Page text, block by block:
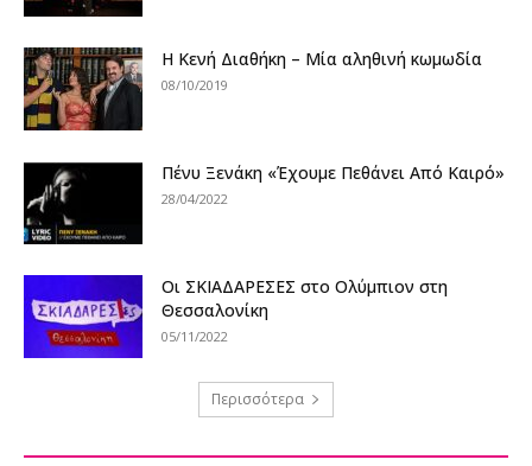
Η Κενή Διαθήκη – Μία αληθινή κωμωδία
08/10/2019
Πένυ Ξενάκη «Έχουμε Πεθάνει Από Καιρό»
28/04/2022
Οι ΣΚΙΑΔΑΡΕΣΕΣ στο Ολύμπιον στη
Θεσσαλονίκη
05/11/2022
Περισσότερα